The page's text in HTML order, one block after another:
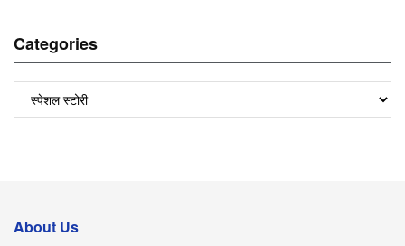
Categories
Categories
About Us